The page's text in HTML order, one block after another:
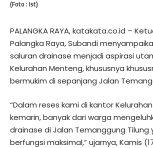
(Foto : Ist)
PALANGKA RAYA, katakata.co.id –
Palangka Raya, Subandi
saluran drainase menjadi aspirasi
Kelurahan Menteng, khususnya
bermukim di sepanjang Jalan
“Dalam reses kami di kantor
kemarin, banyak dari warga
drainase di Jalan Temanggung Tilung
berfungsi maksimal,” ujarnya, Kamis